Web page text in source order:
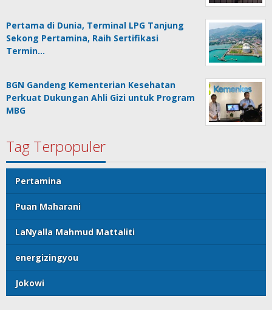
Pertama di Dunia, Terminal LPG Tanjung
Sekong Pertamina, Raih Sertifikasi
Termin…
BGN Gandeng Kementerian Kesehatan
Perkuat Dukungan Ahli Gizi untuk Program
MBG
Tag Terpopuler
Pertamina
Puan Maharani
LaNyalla Mahmud Mattaliti
energizingyou
Jokowi